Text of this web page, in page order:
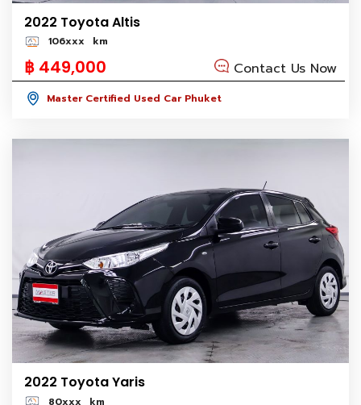
2022 Toyota Altis
106xxx km
฿ 449,000 Contact Us Now
Master Certified Used Car Phuket
2022 Toyota Yaris
80xxx km